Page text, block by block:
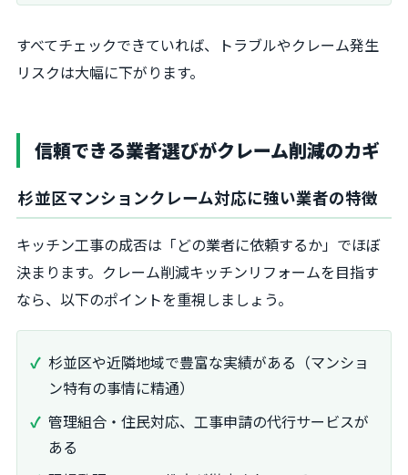
すべてチェックできていれば、トラブルやクレーム発生
リスクは大幅に下がります。
信頼できる業者選びがクレーム削減のカギ
杉並区マンションクレーム対応に強い業者の特徴
キッチン工事の成否は「どの業者に依頼するか」でほぼ
決まります。クレーム削減キッチンリフォームを目指す
なら、以下のポイントを重視しましょう。
杉並区や近隣地域で豊富な実績がある（マンショ
ン特有の事情に精通）
管理組合・住民対応、工事申請の代行サービスが
ある